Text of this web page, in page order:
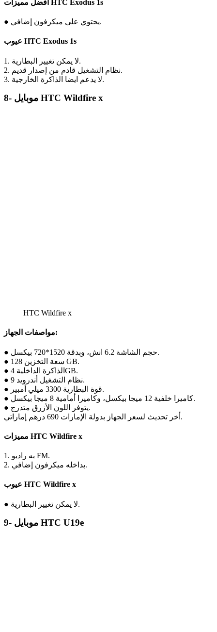
أفضل مميزات HTC Exodus 1s
● يحتوي على ميكرفون إضافي.
عيوب HTC Exodus 1s
1. لا يمكن تغيير البطارية.
2. نظام التشغيل قادم من إصدار قديم.
3. لا يدعم ايضا الذاكرة الخارجية.
8- موبايل HTC Wildfire x
HTC Wildfire x
مواصفات الجهاز:
● حجم الشاشة 6.2 انش، وبدقة 1520*720 بيكسل.
● سعة التخزين 128 GB.
● الذاكرة الداخلية 4GB.
● نظام التشغيل أندرويد 9.
● قوة البطارية 3300 ميلي أمبير.
● كاميرا خلفية 12 ميجا بيكسل، وكاميرا أمامية 8 ميجا بيكسل.
● يتوفر اللون الأزرق متدرج.
أخر تحديث لسعر الجهاز بدولة الإمارات 690 درهم إماراتي.
مميزات HTC Wildfire x
1. به راديو FM.
2. بداخله ميكرفون إضافي.
عيوب HTC Wildfire x
● لا يمكن تغيير البطارية.
9- موبايل HTC U19e